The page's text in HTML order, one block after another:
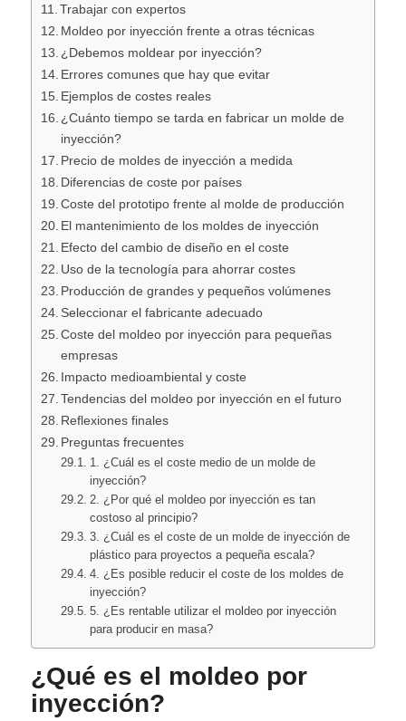
Trabajar con expertos
Moldeo por inyección frente a otras técnicas
¿Debemos moldear por inyección?
Errores comunes que hay que evitar
Ejemplos de costes reales
¿Cuánto tiempo se tarda en fabricar un molde de
inyección?
Precio de moldes de inyección a medida
Diferencias de coste por países
Coste del prototipo frente al molde de producción
El mantenimiento de los moldes de inyección
Efecto del cambio de diseño en el coste
Uso de la tecnología para ahorrar costes
Producción de grandes y pequeños volúmenes
Seleccionar el fabricante adecuado
Coste del moldeo por inyección para pequeñas
empresas
Impacto medioambiental y coste
Tendencias del moldeo por inyección en el futuro
Reflexiones finales
Preguntas frecuentes
1. ¿Cuál es el coste medio de un molde de
inyección?
2. ¿Por qué el moldeo por inyección es tan
costoso al principio?
3. ¿Cuál es el coste de un molde de inyección de
plástico para proyectos a pequeña escala?
4. ¿Es posible reducir el coste de los moldes de
inyección?
5. ¿Es rentable utilizar el moldeo por inyección
para producir en masa?
¿Qué es el moldeo por
inyección?